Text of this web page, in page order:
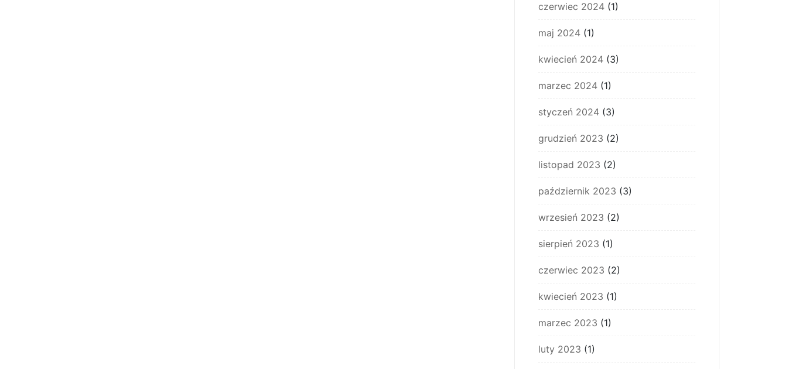
czerwiec 2024 (1)
maj 2024 (1)
kwiecień 2024 (3)
marzec 2024 (1)
styczeń 2024 (3)
grudzień 2023 (2)
listopad 2023 (2)
październik 2023 (3)
wrzesień 2023 (2)
sierpień 2023 (1)
czerwiec 2023 (2)
kwiecień 2023 (1)
marzec 2023 (1)
luty 2023 (1)